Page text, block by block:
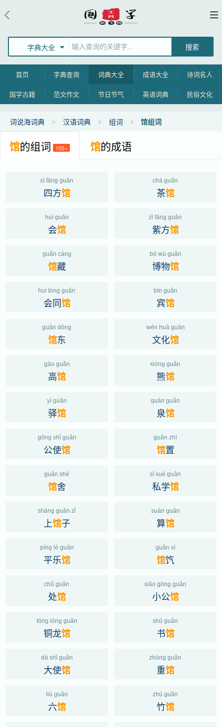
字典大全
首页 字典查询 词典大全 成语大全 诗词名人
国学古籍 范文作文 节日节气 英语词典 民俗文化
词说海词典 汉语词典 组词 馆组词
馆的组词 100+ 馆的成语
sì fāng guǎn
四方馆
chá guǎn
茶馆
huì guǎn
会馆
zǐ fāng guǎn
紫方馆
guǎn cáng
馆藏
bó wù guǎn
博物馆
huì tóng guǎn
会同馆
bīn guǎn
宾馆
guǎn dōng
馆东
wén huà guǎn
文化馆
gāo guǎn
高馆
xióng guǎn
熊馆
yì guǎn
驿馆
quán guǎn
泉馆
gōng shǐ guǎn
公使馆
guǎn zhì
馆置
guǎn shè
馆舍
sī xué guǎn
私学馆
shàng guǎn zǐ
上馆子
suàn guǎn
算馆
píng lè guǎn
平乐馆
guǎn xì
馆饩
chǔ guǎn
处馆
xiǎo gōng guǎn
小公馆
tóng lóng guǎn
铜龙馆
shū guǎn
书馆
dà shǐ guǎn
大使馆
zhòng guǎn
重馆
liù guǎn
六馆
zhú guǎn
竹馆